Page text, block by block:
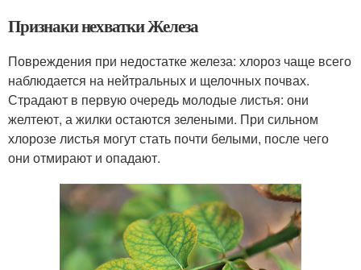
Признаки нехватки Железа
Повреждения при недостатке железа: хлороз чаще всего
наблюдается на нейтральных и щелочных почвах.
Страдают в первую очередь молодые листья: они
желтеют, а жилки остаются зелеными. При сильном
хлорозе листья могут стать почти белыми, после чего
они отмирают и опадают.